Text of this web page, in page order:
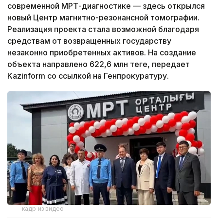
современной МРТ-диагностике — здесь открылся
новый Центр магнитно-резонансной томографии.
Реализация проекта стала возможной благодаря
средствам от возвращенных государству
незаконно приобретенных активов. На создание
объекта направлено 622,6 млн теңге, передает
Kazinform со ссылкой на Генпрокуратуру.
кадр из видео